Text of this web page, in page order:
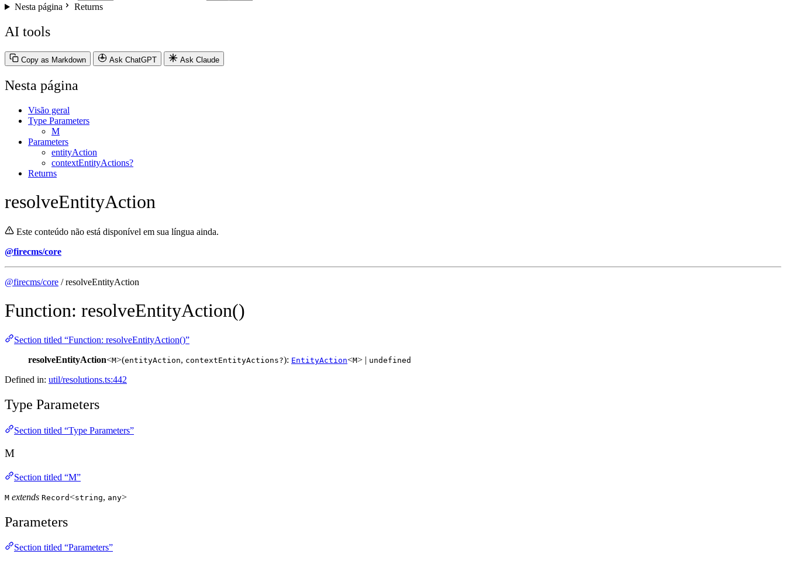
Nesta página
Returns
AI tools
Copy as Markdown Ask ChatGPT Ask Claude
Nesta página
Visão geral
Type Parameters
M
Parameters
entityAction
contextEntityActions?
Returns
resolveEntityAction
Este conteúdo não está disponível em sua língua ainda.
@firecms/core
@firecms/core / resolveEntityAction
Function: resolveEntityAction()
Section titled “Function: resolveEntityAction()”
resolveEntityAction<M>(entityAction, contextEntityActions?): EntityAction<M> | undefined
Defined in: util/resolutions.ts:442
Type Parameters
Section titled “Type Parameters”
M
Section titled “M”
M extends Record<string, any>
Parameters
Section titled “Parameters”